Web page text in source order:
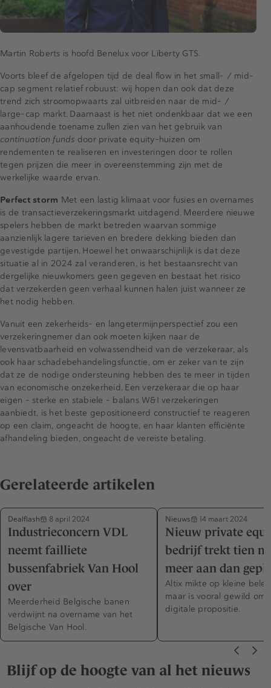
Martin Roberts is hoofd Benelux voor Liberty GTS.
Voorts bleef de afgelopen tijd de deal flow in het small- / mid-
cap segment relatief robuust: wij hopen dan ook dat deze
trend zich stroomopwaarts zal uitbreiden naar de mid- /
large-cap markt. Daarnaast is het niet ondenkbaar dat we een
aanhoudende toename zullen zien van het gebruik van
continuation funds door private equity-huizen om
rendementen te realiseren en investeringen door te rollen
tegen prijzen die meer in overeenstemming zijn met de
werkelijke waarde ervan.
Perfect storm Met een lastig klimaat voor fusies en overnames
is de transactieverzekeringsmarkt uitdagend. Meerdere nieuwe
spelers hebben de markt betreden waarvan sommige
aanzienlijk lagere tarieven en bredere dekking bieden dan
gevestigde partijen. Hoewel het onwaarschijnlijk is dat deze
situatie al in 2024 zal veranderen, is het bestaansrecht van
dergelijke nieuwkomers geen gegeven en bestaat het risico
dat verzekerden geen verhaal kunnen halen juist wanneer ze
het nodig hebben.
Vanuit een zekerheids- en langetermijnperspectief zou een
verzekeringnemer dan ook moeten kijken naar de
levensvatbaarheid en volwassendheid van de verzekeraar, als
ook haar schadebehandelingsfunctie, om er zeker van te zijn
dat ze de nodige ondersteuning hebben des te meer in tijden
van economische onzekerheid. Een verzekeraar die op haar
eigen – sterke en stabiele – balans W&I verzekeringen
aanbiedt, is het beste gepositioneerd constructief te reageren
op een claim, ongeacht de hoogte, en haar klanten efficiënte
afhandeling bieden, ongeacht de vereiste betaling.
Gerelateerde artikelen
Dealflash 8 april 2024
Industrieconcern VDL
neemt failliete
bussenfabriek Van Hool
over
Meerderheid Belgische banen
verdwijnt na overname van het
Belgische Van Hool.
Nieuws 14 maart 2024
Nieuw private
bedrijf trekt tien
meer aan dan
Altix mikte op kleine
maar is vooral gewild om
digitale propositie.
Blijf op de hoogte van al het nieuws